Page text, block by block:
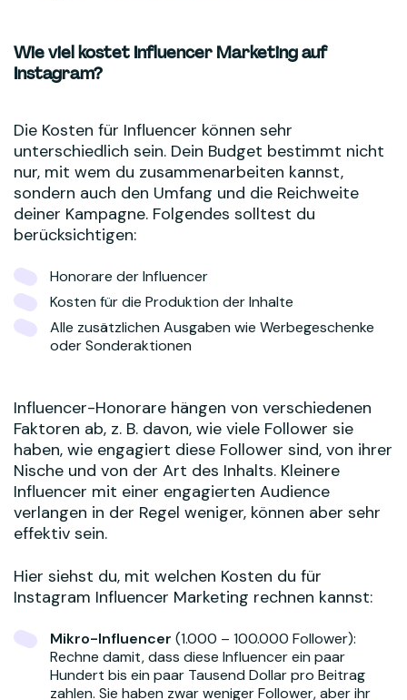
Wie viel kostet Influencer Marketing auf
Instagram?
Die Kosten für Influencer können sehr
unterschiedlich sein. Dein Budget bestimmt nicht
nur, mit wem du zusammenarbeiten kannst,
sondern auch den Umfang und die Reichweite
deiner Kampagne. Folgendes solltest du
berücksichtigen:
Honorare der Influencer
Kosten für die Produktion der Inhalte
Alle zusätzlichen Ausgaben wie Werbegeschenke
oder Sonderaktionen
Influencer-Honorare hängen von verschiedenen
Faktoren ab, z. B. davon, wie viele Follower sie
haben, wie engagiert diese Follower sind, von ihrer
Nische und von der Art des Inhalts. Kleinere
Influencer mit einer engagierten Audience
verlangen in der Regel weniger, können aber sehr
effektiv sein.
Hier siehst du, mit welchen Kosten du für
Instagram Influencer Marketing rechnen kannst:
Mikro-Influencer (1.000 – 100.000 Follower):
Rechne damit, dass diese Influencer ein paar
Hundert bis ein paar Tausend Dollar pro Beitrag
zahlen. Sie haben zwar weniger Follower, aber ihr